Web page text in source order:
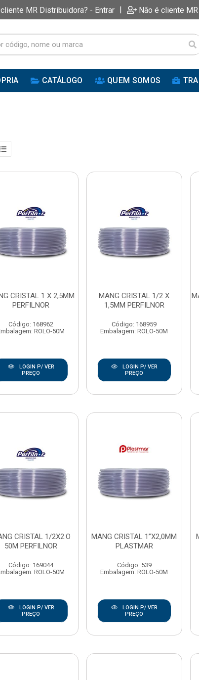
MR Distribuidora? - Entrar | Não é cliente
CATÁLOGO QUEM SOMOS
CRISTAL 1 X 2,5MM
PERFILNOR
Código: 168962
ROLO-50M
LOGIN P/ VER
PREÇO
MANG CRISTAL 1/2 X
1,5MM PERFILNOR
Código: 168959
Embalagem: ROLO-50M
LOGIN P/ VER
PREÇO
CRISTAL 1/2X2.O
50M PERFILNOR
Código: 169044
ROLO-50M
LOGIN P/ VER
PREÇO
MANG CRISTAL 1”X2,0MM
PLASTMAR
Código: 539
Embalagem: ROLO-50M
LOGIN P/ VER
PREÇO